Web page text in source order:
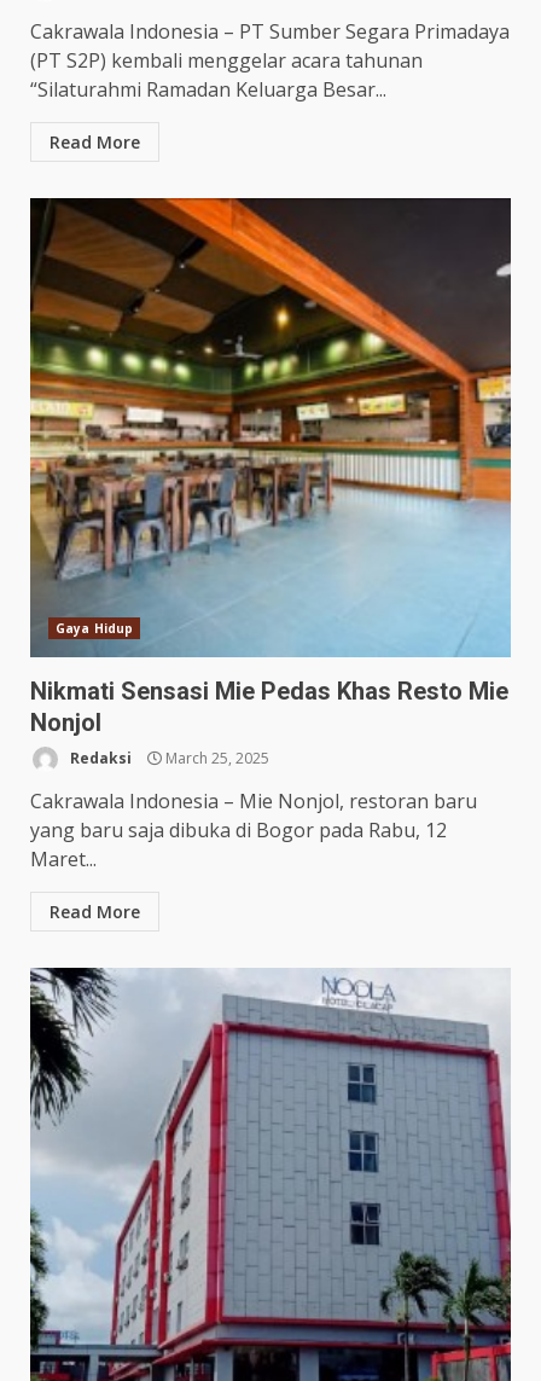
Cakrawala Indonesia – PT Sumber Segara Primadaya
(PT S2P) kembali menggelar acara tahunan
“Silaturahmi Ramadan Keluarga Besar...
Read More
Gaya Hidup
Nikmati Sensasi Mie Pedas Khas Resto Mie
Nonjol
Redaksi March 25, 2025
Cakrawala Indonesia – Mie Nonjol, restoran baru
yang baru saja dibuka di Bogor pada Rabu, 12
Maret...
Read More